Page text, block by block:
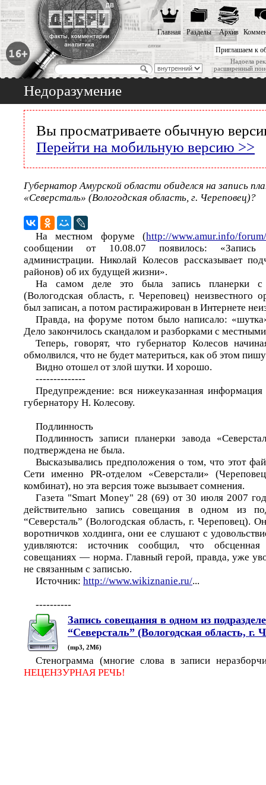
Приглашаем к
Надоела
расширенный
Главная Разделы Архив
Недоразумение
Вы просматриваете обычную
Перейти на мобильную версию >>
Губернатор Амурской области обиделся на запись
«Северсталь» (Вологодская область, г. Череповец)?
На местном форуме (http://www.amur.info/forum/
сообщении от 10.08.07 появилось: «Запись
администрации. Николай Колесов рассказывает
районов) об их будущей жизни».
На самом деле это была запись планерки с
(Вологодская область, г. Череповец) неизвестного
был записан, а потом растиражирован в Интернете
Правда, на форуме потом было написало:
Дело закончилось скандалом и разборками с
Теперь, говорят, что губернатор Колесов
обмолвился, что не будет материться, как об этом
Видно отошел от злой шутки. И хорошо.
--------------
Предупреждение: вся нижеуказанная
губернатору Н. Колесову.
Подлинность
Подлинность записи планерки завода
подтверждена не была.
Высказывались предположения о том, что этот
Сети именно PR-отделом «Северстали»
комбинат), но эта версия тоже вызывает сомнения.
Газета "Smart Money" 28 (69) от 30 июля 2007
действительно запись совещания в одном из
“Северсталь” (Вологодская область, г. Череповец).
воротничков холдинга, они ее слушают с
удивляются: источник сообщил, что
совещаниях — норма. Главный герой, правда, уже
не связанным с записью.
Источник: http://www.wikiznanie.ru/...
----------
Запись совещания в одном из
“Северсталь” (Вологодская область, г.
(mp3, 2Мб)
Стенограмма (многие слова в записи
НЕЦЕНЗУРНАЯ РЕЧЬ!